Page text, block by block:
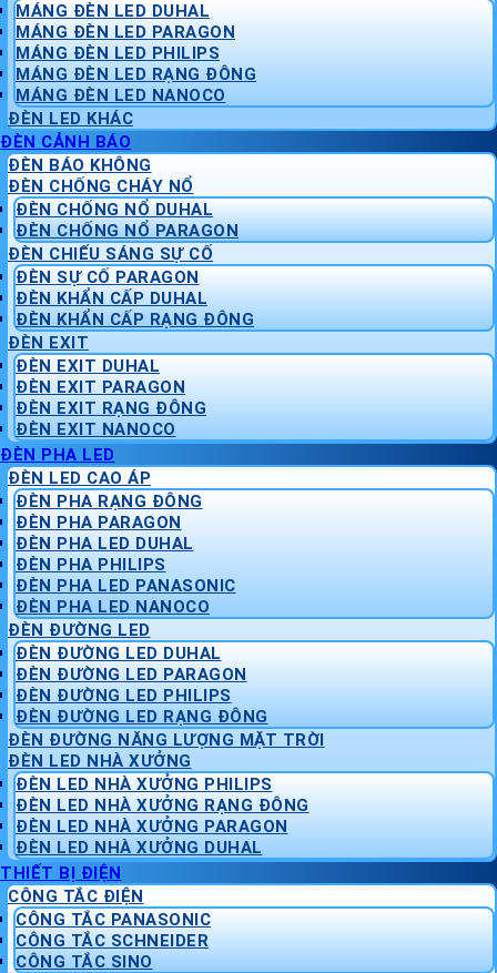
MÁNG ĐÈN LED DUHAL
MÁNG ĐÈN LED PARAGON
MÁNG ĐÈN LED PHILIPS
MÁNG ĐÈN LED RẠNG ĐÔNG
MÁNG ĐÈN LED NANOCO
ĐÈN LED KHÁC
ĐÈN CẢNH BÁO
ĐÈN BÁO KHÔNG
ĐÈN CHỐNG CHÁY NỔ
ĐÈN CHỐNG NỔ DUHAL
ĐÈN CHỐNG NỔ PARAGON
ĐÈN CHIẾU SÁNG SỰ CỐ
ĐÈN SỰ CỐ PARAGON
ĐÈN KHẨN CẤP DUHAL
ĐÈN KHẨN CẤP RẠNG ĐÔNG
ĐÈN EXIT
ĐÈN EXIT DUHAL
ĐÈN EXIT PARAGON
ĐÈN EXIT RẠNG ĐÔNG
ĐÈN EXIT NANOCO
ĐÈN PHA LED
ĐÈN LED CAO ÁP
ĐÈN PHA RẠNG ĐÔNG
ĐÈN PHA PARAGON
ĐÈN PHA LED DUHAL
ĐÈN PHA PHILIPS
ĐÈN PHA LED PANASONIC
ĐÈN PHA LED NANOCO
ĐÈN ĐƯỜNG LED
ĐÈN ĐƯỜNG LED DUHAL
ĐÈN ĐƯỜNG LED PARAGON
ĐÈN ĐƯỜNG LED PHILIPS
ĐÈN ĐƯỜNG LED RẠNG ĐÔNG
ĐÈN ĐƯỜNG NĂNG LƯỢNG MẶT TRỜI
ĐÈN LED NHÀ XƯỞNG
ĐÈN LED NHÀ XƯỞNG PHILIPS
ĐÈN LED NHÀ XƯỞNG RẠNG ĐÔNG
ĐÈN LED NHÀ XƯỞNG PARAGON
ĐÈN LED NHÀ XƯỞNG DUHAL
THIẾT BỊ ĐIỆN
CÔNG TẮC ĐIỆN
CÔNG TẮC PANASONIC
CÔNG TẮC SCHNEIDER
CÔNG TẮC SINO